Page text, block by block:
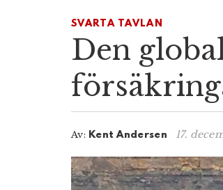
SVARTA TAVLAN
Den
Av: Kent Andersen 17.